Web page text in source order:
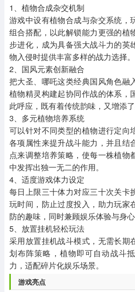
1、植物合成杂交机制
游戏中设有植物合成与杂交系统，
组合搭配，以此解锁能力更强的植
步进化，成为具备强大战斗力的英
物入侵时提供丰富多样的战力选择。
2、国风元素创新融合
把大圣、哪吒这类经典国风角色融
植物精灵构建起协同作战的体系，
此呼应，既有着传统韵味，又增添了
3、多元植物培养系统
可以针对不同类型的植物进行定向
各项属性来提升战斗能力，并且结
点来调整培养策略，使每一株植物
中发挥出独一无二的作用。
4、适度游戏体力设定
每日上限三十体力对应三十次关卡
玩时间，防止过度投入，助力玩家
防的趣味，同时兼顾娱乐体验与身心
5、放置挂机轻松玩法
采用放置挂机战斗模式，无需长期
划布阵策略，植物即可自动战斗
力，适配碎片化娱乐场景。
游戏亮点